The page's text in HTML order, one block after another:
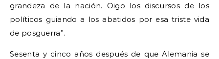
grandeza de la nación. Oigo los discursos de los
políticos guiando a los abatidos por esa triste vida
de posguerra”.
Sesenta y cinco años después de que Alemania se